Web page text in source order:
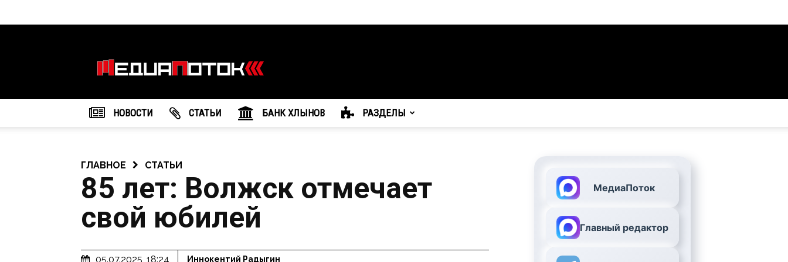
агентство
"МедиаПоток"
НОВОСТИ CТАТЬИ БАНК ХЛЫНОВ РАЗДЕЛЫ
ГЛАВНОЕ СТАТЬИ
85 лет: Волжск отмечает
свой юбилей
05.07.2025, 18:24 Иннокентий Радыгин
МедиаПоток
Главный редактор